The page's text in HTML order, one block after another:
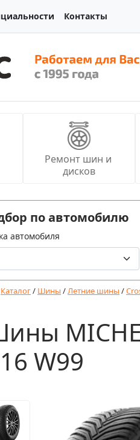
Контакты
Ремонт шин и
дисков
по автомобилю
автомобиля
Каталог/ Шины /Летние шины /
W99